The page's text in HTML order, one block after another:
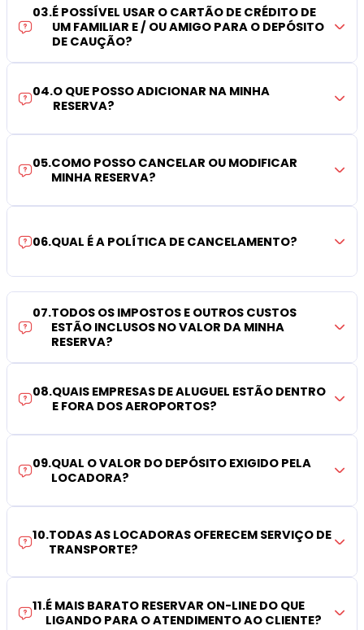
03.É POSSÍVEL USAR O CARTÃO DE CRÉDITO DE
UM FAMILIAR E / OU AMIGO PARA O DEPÓSITO
DE CAUÇÃO?
04.O QUE POSSO ADICIONAR NA MINHA
RESERVA?
05.COMO POSSO CANCELAR OU MODIFICAR
MINHA RESERVA?
06.QUAL É A POLÍTICA DE CANCELAMENTO?
07.TODOS OS IMPOSTOS E OUTROS CUSTOS
ESTÃO INCLUSOS NO VALOR DA MINHA
RESERVA?
08.QUAIS EMPRESAS DE ALUGUEL ESTÃO DENTRO
E FORA DOS AEROPORTOS?
09.QUAL O VALOR DO DEPÓSITO EXIGIDO PELA
LOCADORA?
10.TODAS AS LOCADORAS OFERECEM SERVIÇO DE
TRANSPORTE?
11.É MAIS BARATO RESERVAR ON-LINE DO QUE
LIGANDO PARA O ATENDIMENTO AO CLIENTE?